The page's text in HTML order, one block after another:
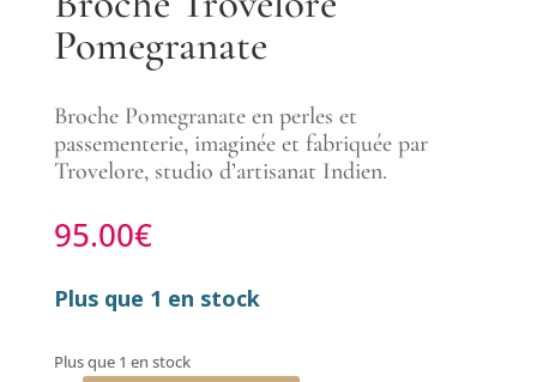
Pomegranate
Broche Pomegranate en perles et
passementerie, imaginée et fabriquée par
Trovelore, studio d’artisanat Indien.
95.00€
Plus que 1 en stock
Plus que 1 en stock